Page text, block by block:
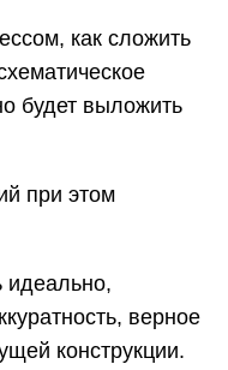
как сложить
будет выложить
при этом
идеально,
верное
конструкции.